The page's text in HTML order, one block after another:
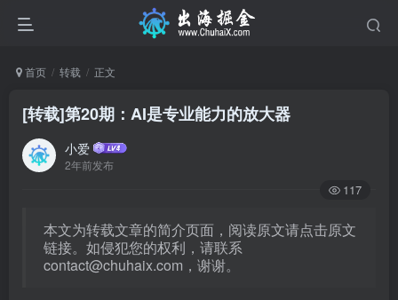
首页 转载 正文
[转载]第20期：AI是专业能力的放大器
小爱
2年前发布
117
本文为转载文章的简介页面，阅读原文请点击原文
链接。如侵犯您的权利，请联系
contact@chuhaix.com ，谢谢。